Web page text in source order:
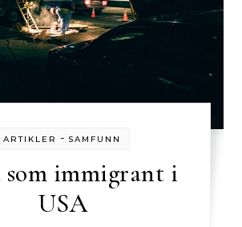
ARTIKLER - SAMFUNN
immigrant i
USA